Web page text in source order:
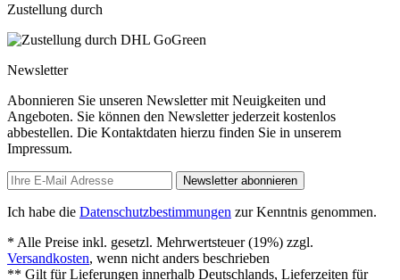
Zustellung durch
Newsletter
Abonnieren Sie unseren Newsletter mit Neuigkeiten und
Angeboten. Sie können den Newsletter jederzeit kostenlos
abbestellen. Die Kontaktdaten hierzu finden Sie in unserem
Impressum.
Newsletter abonnieren
Ich habe die Datenschutzbestimmungen zur Kenntnis genommen.
* Alle Preise inkl. gesetzl. Mehrwertsteuer (19%) zzgl.
Versandkosten, wenn nicht anders beschrieben
** Gilt für Lieferungen innerhalb Deutschlands, Lieferzeiten für